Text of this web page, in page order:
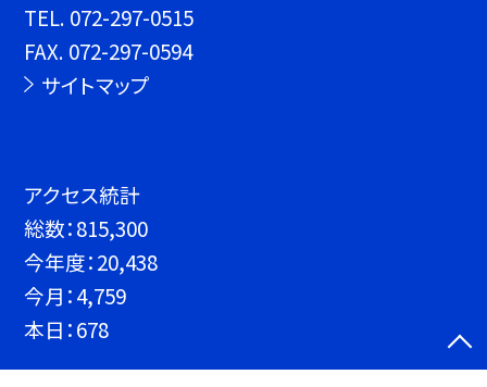
TEL. 072-297-0515
FAX. 072-297-0594
サイトマップ
アクセス統計
総数：815,300
今年度：20,438
今月：4,759
本日：678